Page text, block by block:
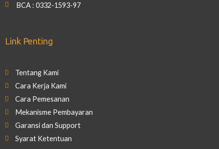
BCA : 0332-1593-97
Link Penting
Tentang Kami
Cara Kerja Kami
Cara Pemesanan
Mekanisme Pembayaran
Garansi dan Support
Syarat Ketentuan